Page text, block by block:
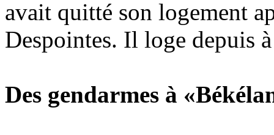
avait quitté son logement
Despointes. Il loge depuis
Des gendarmes à